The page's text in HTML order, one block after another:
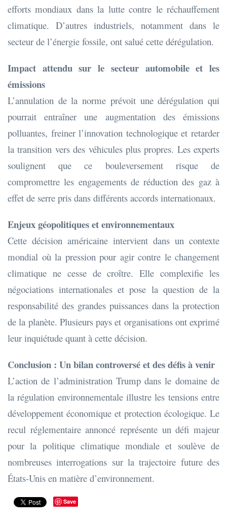
efforts mondiaux dans la lutte contre le réchauffement
climatique. D’autres industriels, notamment dans le
secteur de l’énergie fossile, ont salué cette dérégulation.
Impact attendu sur le secteur automobile et les
émissions
L’annulation de la norme prévoit une dérégulation qui
pourrait entraîner une augmentation des émissions
polluantes, freiner l’innovation technologique et retarder
la transition vers des véhicules plus propres. Les experts
soulignent que ce bouleversement risque de
compromettre les engagements de réduction des gaz à
effet de serre pris dans différents accords internationaux.
Enjeux géopolitiques et environnementaux
Cette décision américaine intervient dans un contexte
mondial où la pression pour agir contre le changement
climatique ne cesse de croître. Elle complexifie les
négociations internationales et pose la question de la
responsabilité des grandes puissances dans la protection
de la planète. Plusieurs pays et organisations ont exprimé
leur inquiétude quant à cette décision.
Conclusion : Un bilan controversé et des défis à venir
L’action de l’administration Trump dans le domaine de
la régulation environnementale illustre les tensions entre
développement économique et protection écologique. Le
recul réglementaire annoncé représente un défi majeur
pour la politique climatique mondiale et soulève de
nombreuses interrogations sur la trajectoire future des
États-Unis en matière d’environnement.
Save